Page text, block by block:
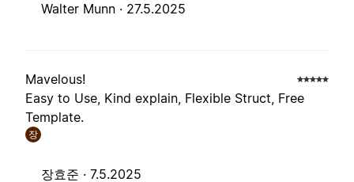
Walter Munn · 27.5.2025
Mavelous!
Easy to Use, Kind explain, Flexible Struct, Free
Template.
장
장효준 · 7.5.2025